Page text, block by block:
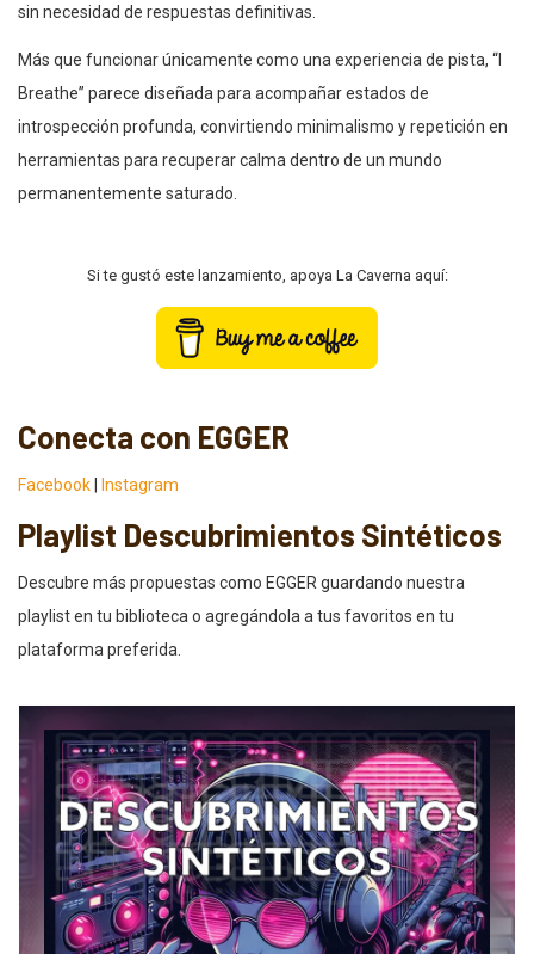
sin necesidad de respuestas definitivas.
Más que funcionar únicamente como una experiencia de pista, “I
Breathe” parece diseñada para acompañar estados de
introspección profunda, convirtiendo minimalismo y repetición en
herramientas para recuperar calma dentro de un mundo
permanentemente saturado.
Si te gustó este lanzamiento, apoya La Caverna aquí:
Conecta con EGGER
Facebook Instagram
Playlist Descubrimientos Sintéticos
Descubre más propuestas como EGGER guardando nuestra
playlist en tu biblioteca o agregándola a tus favoritos en tu
plataforma preferida.